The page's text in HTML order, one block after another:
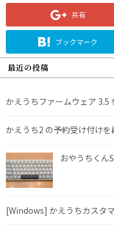
共有
ブックマーク
最近の投稿
かえうちファームウェア 3.5
かえうち2 の予約受け付け
おやうちくん
[Windows] かえうちカスタ